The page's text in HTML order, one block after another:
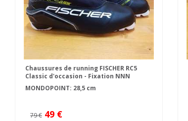
Chaussures de running FISCHER RC5
Classic d'occasion - Fixation NNN
MONDOPOINT: 28,5 cm
79 € 49 €